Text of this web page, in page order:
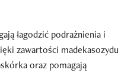
łagodzić podrażnienia i
zawartości madekasozydu
oraz pomagają